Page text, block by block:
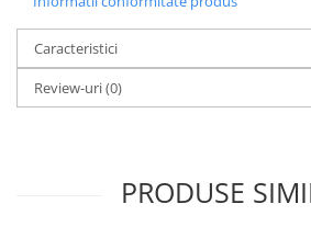
- se udă periodic;
- când plantele ajung la un nivel optim de
din alveole și planta în câmp sau spații
Caracteristici
Review-uri(0)
PRODUSE